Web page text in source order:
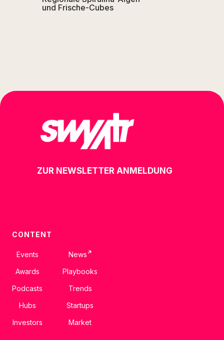
und Frische-Cubes
ZUR NEWSLETTER ANMELDUNG
CONTENT
Events
Awards
Podcasts
Hubs
Investors
News ↗
Playbooks
Trends
Startups
Market